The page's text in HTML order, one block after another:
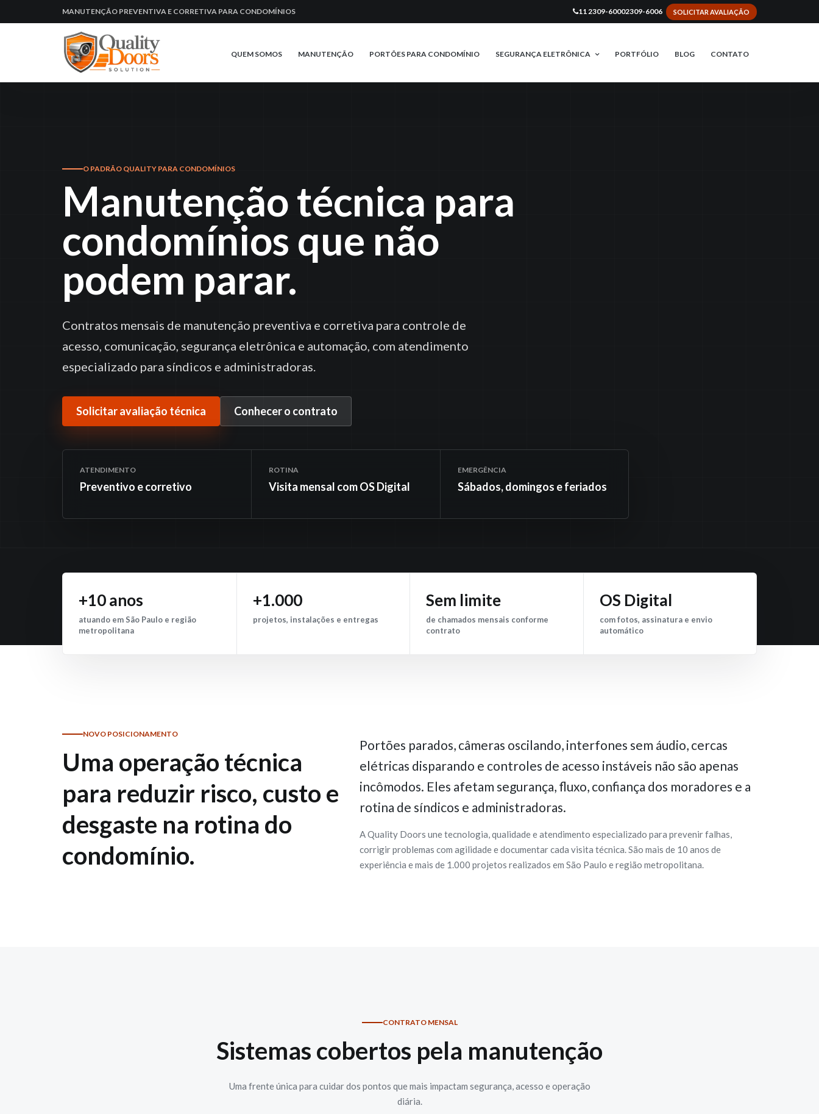
MANUTENÇÃO PREVENTIVA E CORRETIVA PARA CONDOMÍNIOS 11 2309-60002309-6006 SOLICITAR AVALIAÇÃO
QUEM SOMOS MANUTENÇÃO PORTÕES PARA CONDOMÍNIO SEGURANÇA ELETRÔNICA PORTFÓLIO BLOG CONTATO
O PADRÃO QUALITY PARA CONDOMÍNIOS
Manutenção técnica para
condomínios que não
podem parar.
Contratos mensais de manutenção preventiva e corretiva para controle de
acesso, comunicação, segurança eletrônica e automação, com atendimento
especializado para síndicos e administradoras.
Solicitar avaliação técnica Conhecer o contrato
ATENDIMENTO
Preventivo e corretivo
ROTINA
Visita mensal com OS Digital
EMERGÊNCIA
Sábados, domingos e feriados
+10 anos
atuando em São Paulo e região
metropolitana
+1.000
projetos, instalações e entregas
Sem limite
de chamados mensais conforme
contrato
OS Digital
com fotos, assinatura e envio
automático
NOVO POSICIONAMENTO
Uma operação técnica
para reduzir risco, custo e
desgaste na rotina do
condomínio.
Portões parados, câmeras oscilando, interfones sem áudio, cercas
elétricas disparando e controles de acesso instáveis não são apenas
incômodos. Eles afetam segurança, fluxo, confiança dos moradores e a
rotina de síndicos e administradoras.
A Quality Doors une tecnologia, qualidade e atendimento especializado para prevenir falhas,
corrigir problemas com agilidade e documentar cada visita técnica. São mais de 10 anos de
experiência e mais de 1.000 projetos realizados em São Paulo e região metropolitana.
CONTRATO MENSAL
Sistemas cobertos pela manutenção
Uma frente única para cuidar dos pontos que mais impactam segurança, acesso e operação
diária.